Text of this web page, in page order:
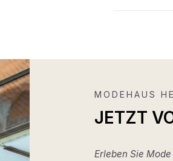
MODEHAUS
JETZT
Erleben Sie